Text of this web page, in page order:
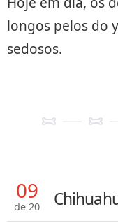
longos pelos do
sedosos.
09
de 20